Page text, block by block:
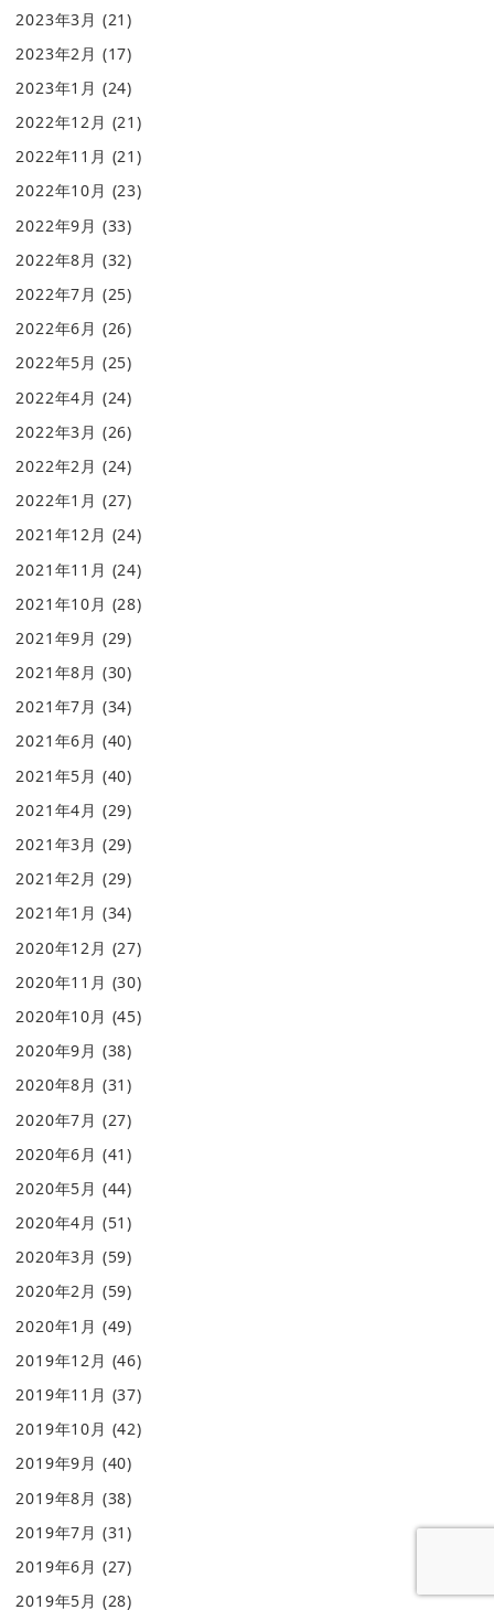
2023年3月 (21)
2023年2月 (17)
2023年1月 (24)
2022年12月 (21)
2022年11月 (21)
2022年10月 (23)
2022年9月 (33)
2022年8月 (32)
2022年7月 (25)
2022年6月 (26)
2022年5月 (25)
2022年4月 (24)
2022年3月 (26)
2022年2月 (24)
2022年1月 (27)
2021年12月 (24)
2021年11月 (24)
2021年10月 (28)
2021年9月 (29)
2021年8月 (30)
2021年7月 (34)
2021年6月 (40)
2021年5月 (40)
2021年4月 (29)
2021年3月 (29)
2021年2月 (29)
2021年1月 (34)
2020年12月 (27)
2020年11月 (30)
2020年10月 (45)
2020年9月 (38)
2020年8月 (31)
2020年7月 (27)
2020年6月 (41)
2020年5月 (44)
2020年4月 (51)
2020年3月 (59)
2020年2月 (59)
2020年1月 (49)
2019年12月 (46)
2019年11月 (37)
2019年10月 (42)
2019年9月 (40)
2019年8月 (38)
2019年7月 (31)
2019年6月 (27)
2019年5月 (28)